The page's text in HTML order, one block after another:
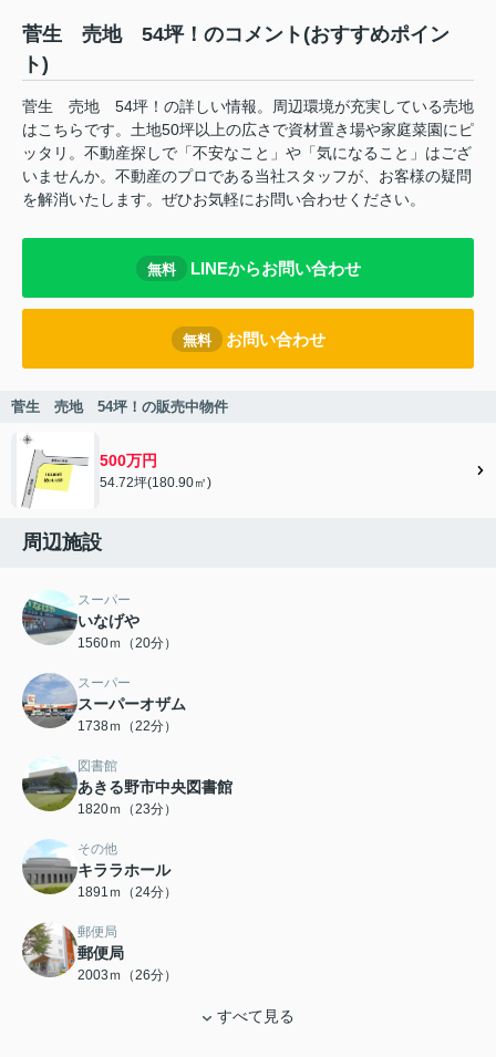
菅生 売地 54坪！のコメント(おすすめポイン
ト)
菅生 売地 54坪！の詳しい情報。周辺環境が充実している売地
はこちらです。土地50坪以上の広さで資材置き場や家庭菜園にピ
ッタリ。不動産探しで「不安なこと」や「気になること」はござ
いませんか。不動産のプロである当社スタッフが、お客様の疑問
を解消いたします。ぜひお気軽にお問い合わせください。
無料 LINEからお問い合わせ
無料 お問い合わせ
菅生 売地 54坪！の販売中物件
500万円
54.72坪(180.90㎡)
周辺施設
スーパー
いなげや
1560ｍ（20分）
スーパー
スーパーオザム
1738ｍ（22分）
図書館
あきる野市中央図書館
1820ｍ（23分）
その他
キララホール
1891ｍ（24分）
郵便局
郵便局
2003ｍ（26分）
すべて見る